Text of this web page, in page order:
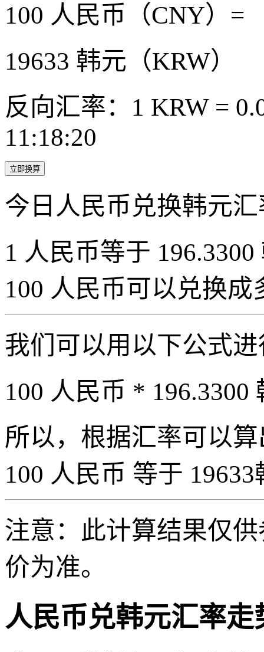
100 人民币（CNY）=
19633 韩元（KRW）
反向汇率：1 KRW =
11:18:20
立即换算
今日人民币兑换韩元
1 人民币等于
100 人民币可以兑换成
我们可以用以下公式
100 人民币 * 196.3300
所以，根据汇率可以
100 人民币 等于
注意：此计算结果仅
价为准。
人民币兑韩元汇率走